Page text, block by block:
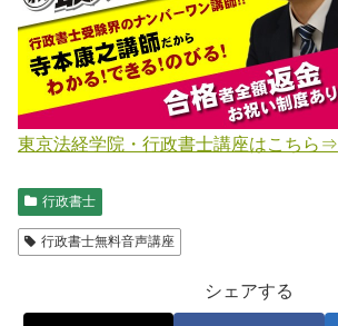
東京法経学院・行政書士講座はこちら⇒
行政書士
行政書士無料音声講座
シェアする